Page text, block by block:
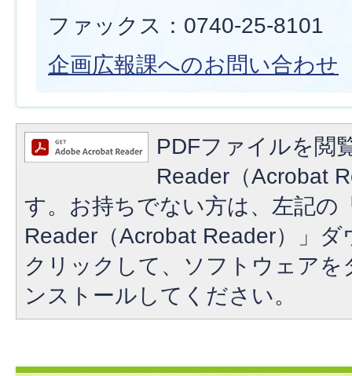
ファックス：0740-25-8101
企画広報課へのお問い合わせ
PDFファイルを閲
Reader（Acrobat
す。お持ちでない方は、左記の
Reader（Acrobat Reader）」
クリックして、ソフトウェア
ンストールしてください。